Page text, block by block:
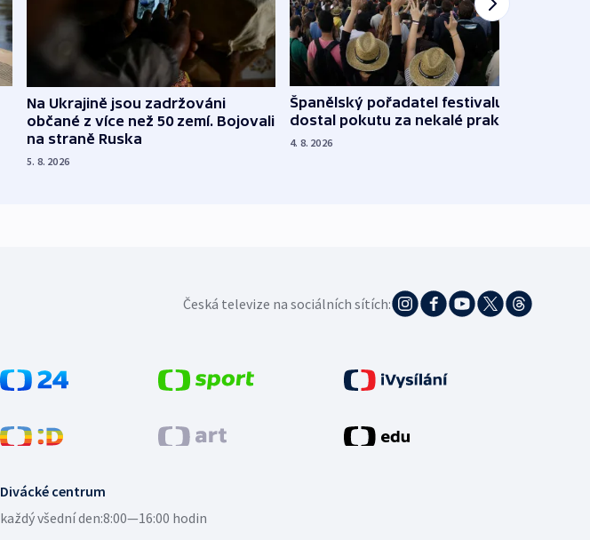
Na Ukrajině jsou zadržováni
občané z více než 50 zemí. Bojovali
na straně Ruska
5. 8. 2026
Španělský pořadatel festivalu
dostal pokutu za nekalé praktiky
4. 8. 2026
Česká televize na sociálních sítích:
Divácké centrum
každý všední den:8:00—16:00 hodin